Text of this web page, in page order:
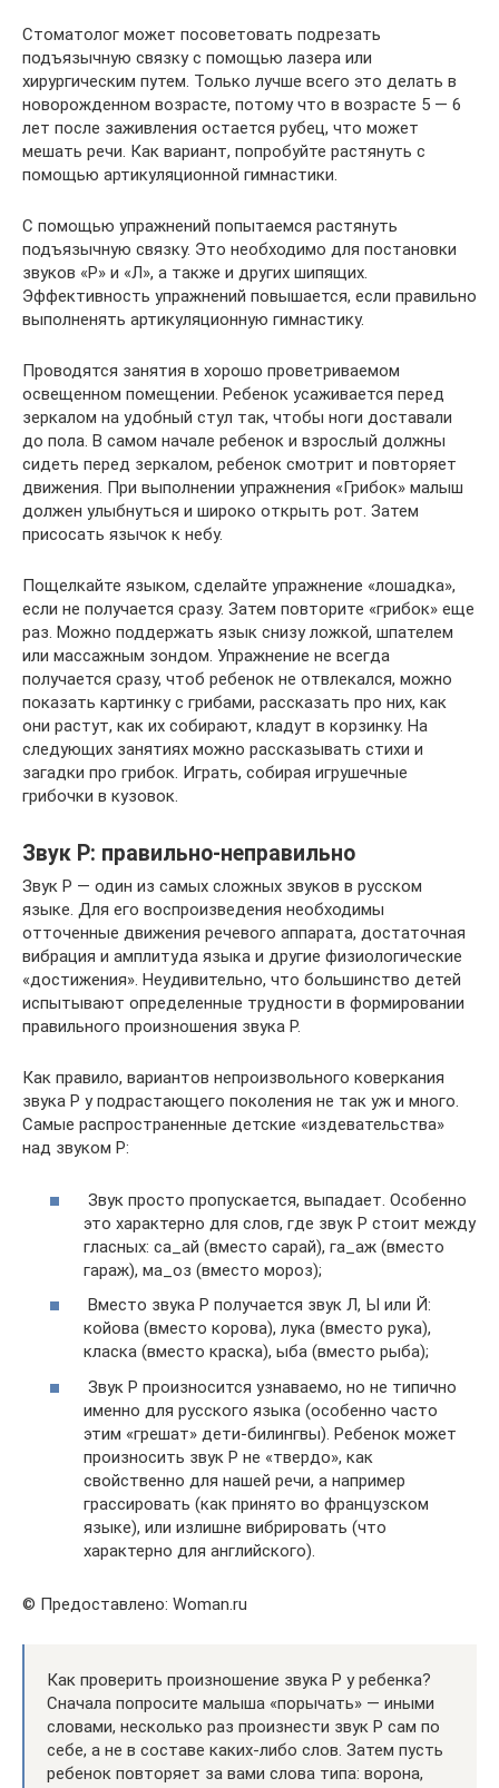
Стоматолог может посоветовать подрезать
подъязычную связку с помощью лазера или
хирургическим путем. Только лучше всего это делать в
новорожденном возрасте, потому что в возрасте 5 — 6
лет после заживления остается рубец, что может
мешать речи. Как вариант, попробуйте растянуть с
помощью артикуляционной гимнастики.
С помощью упражнений попытаемся растянуть
подъязычную связку. Это необходимо для постановки
звуков «Р» и «Л», а также и других шипящих.
Эффективность упражнений повышается, если правильно
выполненять артикуляционную гимнастику.
Проводятся занятия в хорошо проветриваемом
освещенном помещении. Ребенок усаживается перед
зеркалом на удобный стул так, чтобы ноги доставали
до пола. В самом начале ребенок и взрослый должны
сидеть перед зеркалом, ребенок смотрит и повторяет
движения. При выполнении упражнения «Грибок» малыш
должен улыбнуться и широко открыть рот. Затем
присосать язычок к небу.
Пощелкайте языком, сделайте упражнение «лошадка»,
если не получается сразу. Затем повторите «грибок» еще
раз. Можно поддержать язык снизу ложкой, шпателем
или массажным зондом. Упражнение не всегда
получается сразу, чтоб ребенок не отвлекался, можно
показать картинку с грибами, рассказать про них, как
они растут, как их собирают, кладут в корзинку. На
следующих занятиях можно рассказывать стихи и
загадки про грибок. Играть, собирая игрушечные
грибочки в кузовок.
Звук Р: правильно-неправильно
Звук Р — один из самых сложных звуков в русском
языке. Для его воспроизведения необходимы
отточенные движения речевого аппарата, достаточная
вибрация и амплитуда языка и другие физиологические
«достижения». Неудивительно, что большинство детей
испытывают определенные трудности в формировании
правильного произношения звука Р.
Как правило, вариантов непроизвольного коверкания
звука Р у подрастающего поколения не так уж и много.
Самые распространенные детские «издевательства»
над звуком Р:
Звук просто пропускается, выпадает. Особенно
это характерно для слов, где звук Р стоит между
гласных: са_ай (вместо сарай), га_аж (вместо
гараж), ма_оз (вместо мороз);
Вместо звука Р получается звук Л, Ы или Й:
койова (вместо корова), лука (вместо рука),
класка (вместо краска), ыба (вместо рыба);
Звук Р произносится узнаваемо, но не типично
именно для русского языка (особенно часто
этим «грешат» дети-билингвы). Ребенок может
произносить звук Р не «твердо», как
свойственно для нашей речи, а например
грассировать (как принято во французском
языке), или излишне вибрировать (что
характерно для английского).
© Предоставлено: Woman.ru
Как проверить произношение звука Р у ребенка?
Сначала попросите малыша «порычать» — иными
словами, несколько раз произнести звук Р сам по
себе, а не в составе каких-либо слов. Затем пусть
ребенок повторяет за вами слова типа: ворона,